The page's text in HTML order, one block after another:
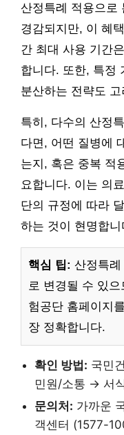
산정특례 적용으로
경감되지만, 이 혜
간 최대 사용 기간
합니다. 또한, 특정
분산하는 전략도
특히, 다수의 산정
다면, 어떤 질병에
는지, 혹은 중복 적
요합니다. 이는 의
단의 규정에 따라
하는 것이 현명합니
핵심 팁: 산정특
로 변경될 수 있
험공단 홈페이지
장 정확합니다.
확인 방법: 국민
민원/소통 → 서
문의처: 가까운
객센터 (1577-